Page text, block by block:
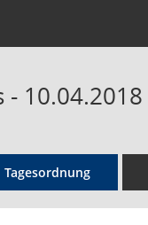
-
Tagesordnung